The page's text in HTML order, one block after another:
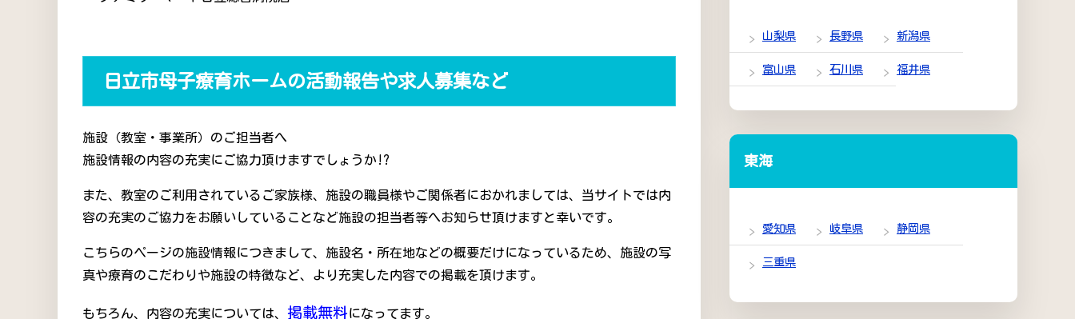
日立市母子療育ホームの活動報告や求人募集など
施設（教室・事業所）のご担当者へ
施設情報の内容の充実にご協力頂けますでしょうか!?
また、教室のご利用されているご家族様、施設の職員様やご関係者におかれましては、当サイトでは内
容の充実のご協力をお願いしていることなど施設の担当者等へお知らせ頂けますと幸いです。
こちらのページの施設情報につきまして、施設名・所在地などの概要だけになっているため、施設の写
真や療育のこだわりや施設の特徴など、より充実した内容での掲載を頂けます。
もちろん、内容の充実については、 掲載無料になってます。
山梨県 長野県 新潟県
富山県 石川県 福井県
東海
愛知県 岐阜県 静岡県
三重県